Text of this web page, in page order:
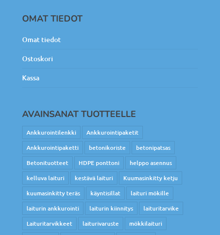
OMAT TIEDOT
Omat tiedot
Ostoskori
Kassa
AVAINSANAT TUOTTEELLE
Ankkurointilenkki
Ankkurointipaketit
Ankkurointipaketti
betonikoriste
betonipatsas
Betonituotteet
HDPE ponttoni
helppo asennus
kelluva laituri
kestävä laituri
Kuumasinkitty ketju
kuumasinkitty teräs
käyntisillat
laituri mökille
laiturin ankkurointi
laiturin kiinnitys
laituritarvike
Laituritarvikkeet
laiturivaruste
mökkilaituri